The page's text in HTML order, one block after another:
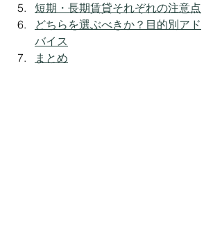
短期・長期賃貸それぞれの注意点
どちらを選ぶべきか？目的別アド
バイス
まとめ